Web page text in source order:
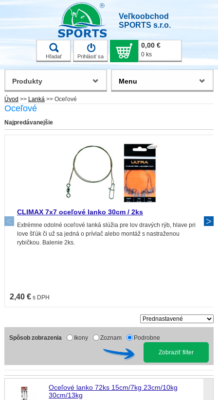
Veľkoobchod
SPORTS s.r.o.
Hľadať Prihlásiť sa
0,00 €
0 ks
Úvod >> Lanká >> Oceľové
Oceľové
Najpredávanejšie
CLIMAX 7x7 oceľové lanko 30cm / 2ks
Extrémne odolné oceľové lanká slúžia pre lov dravých rýb, hlave pri
love šťúk či už sa jedná o prívlač alebo montáž s nastraženou
rybičkou. Balenie 2ks.
2,40 € s DPH
Spôsob zobrazenia Ikony Zoznam Podrobne
Zobraziť filter
Oceľové lanko 72ks 15cm/7kg 23cm/10kg
30cm/13kg
Produkty Menu